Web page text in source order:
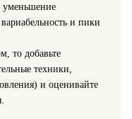
уменьшение
и пики
то добавьте
техники,
и оценивайте